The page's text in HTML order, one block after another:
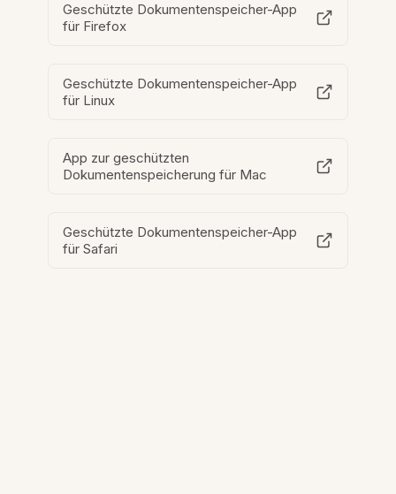
Geschützte Dokumentenspeicher-App
für Firefox
Geschützte Dokumentenspeicher-App
für Linux
App zur geschützten
Dokumentenspeicherung für Mac
Geschützte Dokumentenspeicher-App
für Safari